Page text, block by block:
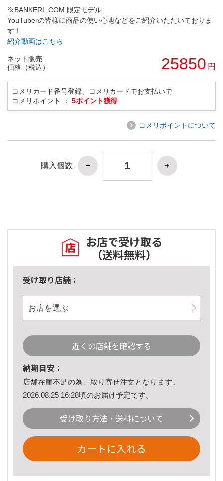
※BANKERL.COM 限定モデル
YouTuberの皆様に商品の使い心地などをご紹介いただいておりま
す！
紹介動画はこちら
ネット販売
価格（税込）
25850 円
コメリカード番号登録、コメリカードでお支払いで
コメリポイント ： 5ポイント獲得
コメリポイントについて
購入個数
お店で受け取る
（送料無料）
受け取り店舗：
お店を選ぶ
近くの店舗を確認する
納期目安：
店舗在庫不足の為、取り寄せ注文となります。
2026.08.25 16:28頃のお届け予定です。
受け取り方法・送料について
カートに入れる